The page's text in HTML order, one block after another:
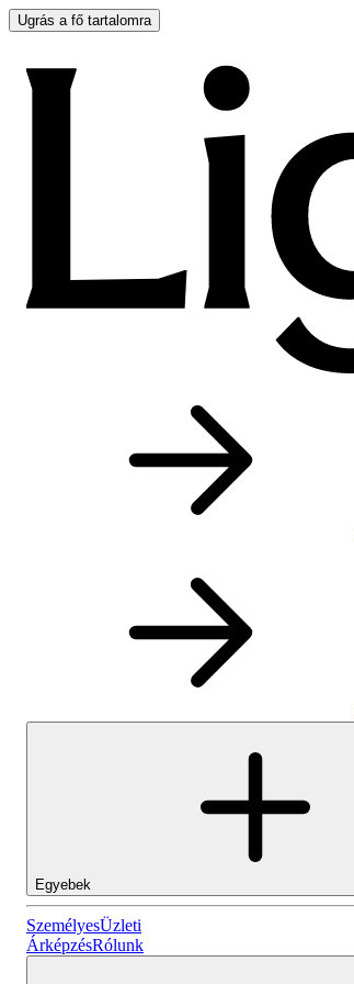
Ugrás a fő tartalomra
Egyebek
SzemélyesÜzleti
ÁrképzésRólunk